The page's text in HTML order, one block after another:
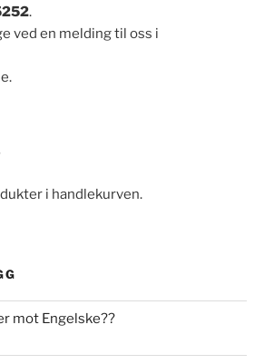
.
ved en melding til oss i
i handlekurven.
mot Engelske??